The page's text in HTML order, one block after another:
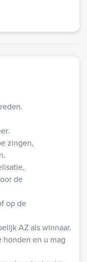
zingen,
de
op de
AZ als winnaar.
en u mag